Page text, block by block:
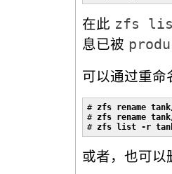
在此 zfs
息已被
可以通过重命
# zfs rename
# zfs rename
# zfs list -r
或者，也可以